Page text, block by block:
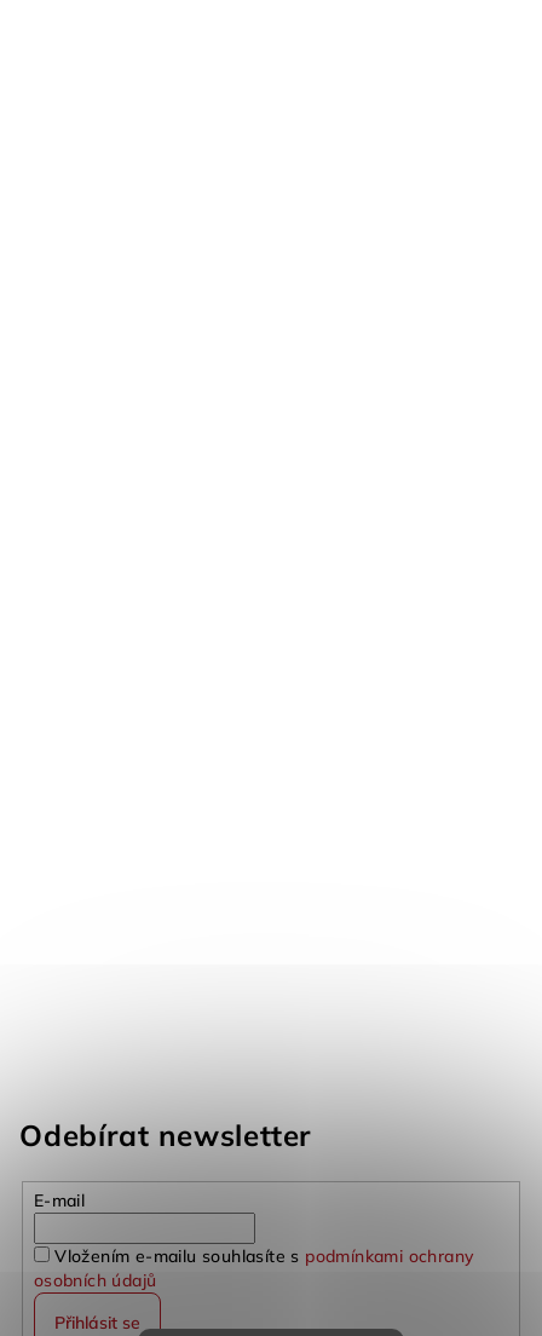
Odebírat newsletter
E-mail
Vložením e-mailu souhlasíte s podmínkami ochrany
osobních údajů
Přihlásit se